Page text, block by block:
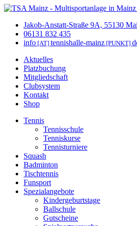
Jakob-Anstatt-Straße 9A, 55130
06131 832 435
info [AT] tennishalle-mainz [PUNKT]
Aktuelles
Platzbuchung
Mitgliedschaft
Clubsystem
Kontakt
Shop
Tennis
Tennisschule
Tenniskurse
Tennisturniere
Squash
Badminton
Tischtennis
Funsport
Spezialangebote
Kindergeburtstage
Ballschule
Gutscheine